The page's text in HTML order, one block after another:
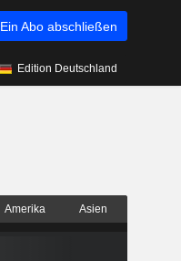
Ein Abo abschließen
Edition Deutschland
Amerika Asien